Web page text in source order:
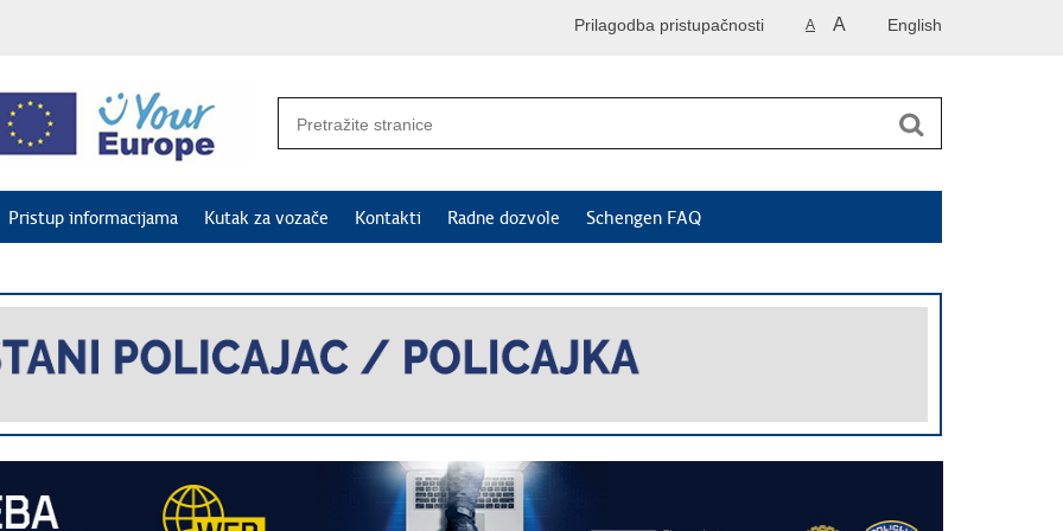
English
A A
Prilagodba pristupačnosti
Pristup informacijama Kutak za vozače Kontakti Radne dozvole Schengen FAQ